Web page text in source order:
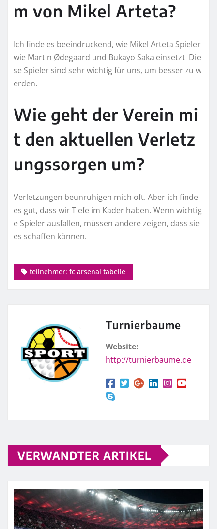
m von Mikel Arteta?
Ich finde es beeindruckend, wie Mikel Arteta Spieler
wie Martin Ødegaard und Bukayo Saka einsetzt. Die
se Spieler sind sehr wichtig für uns, um besser zu w
erden.
Wie geht der Verein mi
t den aktuellen Verletz
ungssorgen um?
Verletzungen beunruhigen mich oft. Aber ich finde
es gut, dass wir Tiefe im Kader haben. Wenn wichtig
e Spieler ausfallen, müssen andere zeigen, dass sie
es schaffen können.
teilnehmer: fc arsenal tabelle
Turnierbaume
Website:
http://turnierbaume.de
VERWANDTER ARTIKEL